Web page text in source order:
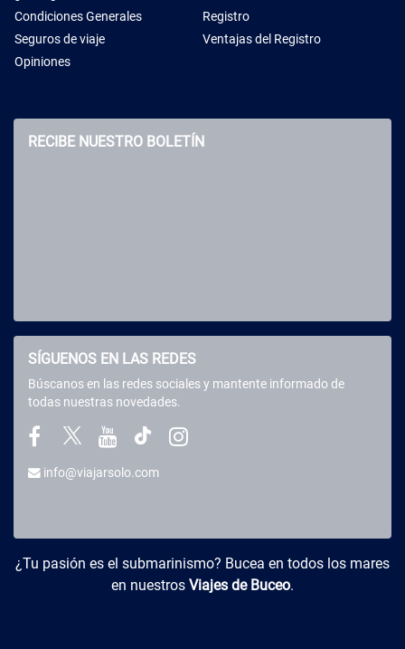
Condiciones Generales
Seguros de viaje
Opiniones
Registro
Ventajas del Registro
RECIBE NUESTRO BOLETÍN
SÍGUENOS EN LAS REDES
Búscanos en las redes sociales y mantente informado de
todas nuestras novedades.
info@viajarsolo.com
Buceo y Viajes
¿Tu pasión es el submarinismo? Bucea en todos los mares
en nuestros Viajes de Buceo.